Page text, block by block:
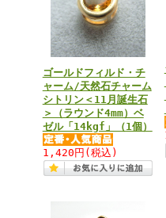
ゴールドフィルド・チ
ャーム/天然石チャーム
シトリン＜11月誕生石
＞（ラウンド4mm）ベ
ゼル「14kgf」（1個）
1,420円 (税込)